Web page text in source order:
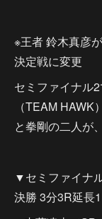
※王者 鈴木真彦
決定戦に変更
セミファイナル
（TEAM
と拳剛の二人が
▼セミファイナ
決勝 3分3R延長